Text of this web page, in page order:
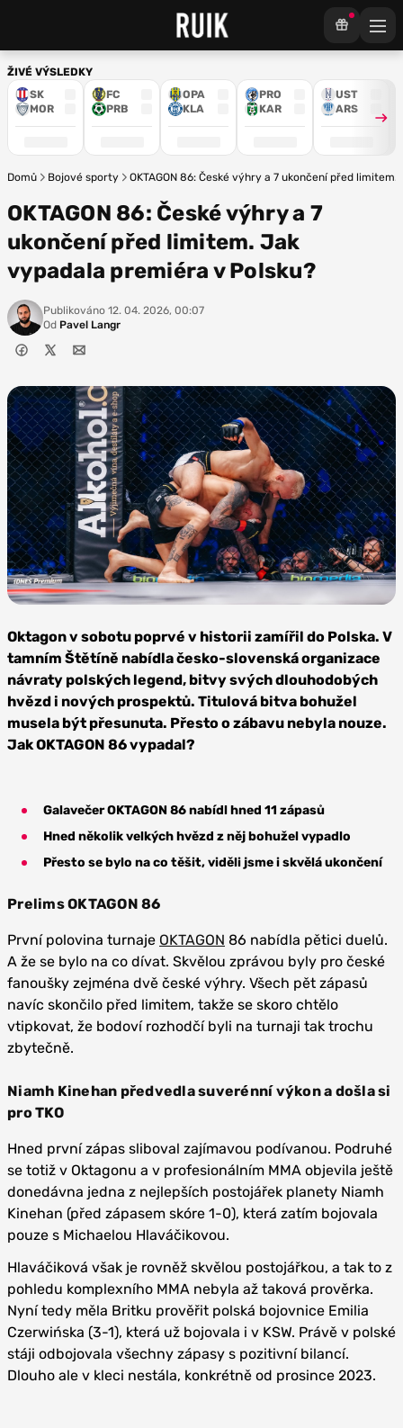
ŽIVÉ VÝSLEDKY
SK
MOR
FC
PRB
OPA
KLA
PRO
KAR
UST
ARS
Domů Bojové sporty OKTAGON 86: České výhry a 7 ukončení před
OKTAGON 86: České výhry a 7
ukončení před limitem. Jak
vypadala premiéra v Polsku?
Publikováno 12. 04. 2026, 00:07
Od Pavel Langr
Oktagon
MMA
Oktagon v sobotu poprvé v historii zamířil do Polska. V
tamním Štětíně nabídla česko-slovenská organizace
návraty polských legend, bitvy svých dlouhodobých
hvězd i nových prospektů. Titulová bitva bohužel
musela být přesunuta. Přesto o zábavu nebyla nouze.
Jak OKTAGON 86 vypadal?
Galavečer OKTAGON 86 nabídl hned 11 zápasů
Hned několik velkých hvězd z něj bohužel vypadlo
Přesto se bylo na co těšit, viděli jsme i skvělá ukončení
Prelims OKTAGON 86
První polovina turnaje OKTAGON 86 nabídla pětici duelů.
A že se bylo na co dívat. Skvělou zprávou byly pro české
fanoušky zejména dvě české výhry. Všech pět zápasů
navíc skončilo před limitem, takže se skoro chtělo
vtipkovat, že bodoví rozhodčí byli na turnaji tak trochu
zbytečně.
Niamh Kinehan předvedla suverénní výkon a došla si
pro TKO
Hned první zápas sliboval zajímavou podívanou. Podruhé
se totiž v Oktagonu a v profesionálním MMA objevila ještě
donedávna jedna z nejlepších postojářek planety Niamh
Kinehan (před zápasem skóre 1-0), která zatím bojovala
pouze s Michaelou Hlaváčikovou.
Hlaváčiková však je rovněž skvělou postojářkou, a tak to z
pohledu komplexního MMA nebyla až taková prověrka.
Nyní tedy měla Britku prověřit polská bojovnice Emilia
Czerwińska (3-1), která už bojovala i v KSW. Právě v polské
stáji odbojovala všechny zápasy s pozitivní bilancí.
Dlouho ale v kleci nestála, konkrétně od prosince 2023.